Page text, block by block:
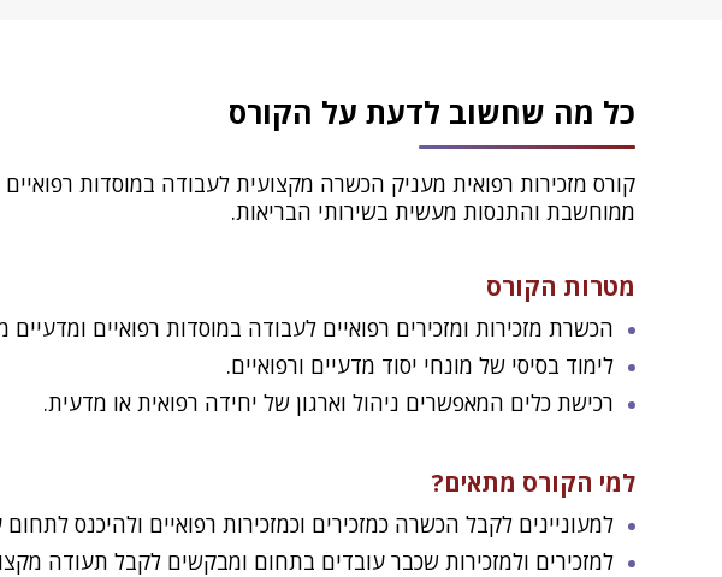
כל מה שחשוב לדעת על הקורס
קורס מזכירות רפואית מעניק הכשרה מקצועית לעבודה במוסדות
ממוחשבת והתנסות מעשית בשירותי הבריאות.
מטרות הקורס
הכשרת מזכירות ומזכירים רפואיים לעבודה במוסדות רפואיים ומדעיים
לימוד בסיסי של מונחי יסוד מדעיים ורפואיים.
רכישת כלים המאפשרים ניהול וארגון של יחידה רפואית או מדעית.
למי הקורס מתאים?
למעוניינים לקבל הכשרה כמזכירים וכמזכירות רפואיים ולהיכנס
למזכירים ולמזכירות שכבר עובדים בתחום ומבקשים לקבל תעודה